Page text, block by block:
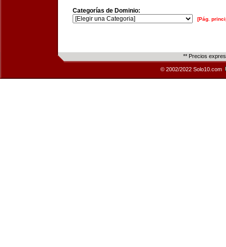
Categorías de Dominio:
[Pág.
** Precios
© 2002/2022 Solo10.com